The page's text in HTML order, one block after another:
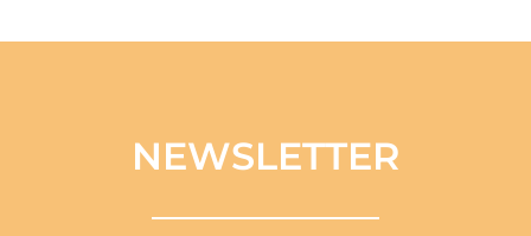
NEWSLETTER